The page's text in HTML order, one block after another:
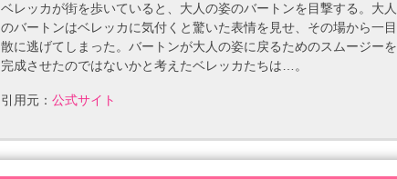
ベレッカが街を歩いていると、大人の姿のバートンを目撃する。大人
のバートンはベレッカに気付くと驚いた表情を見せ、その場から一目
散に逃げてしまった。バートンが大人の姿に戻るためのスムージーを
完成させたのではないかと考えたベレッカたちは…。
引用元： 公式サイト